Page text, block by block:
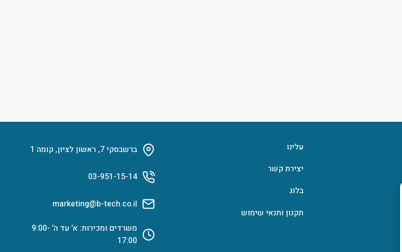
עלינו
יצירת קשר
בלוג
תקנון ותנאי שימוש
ברשבסקי 7, ראשון לציון, קומה 1
03-951-15-14
marketing@b-tech.co.il
משרדים ומכירות: א’ עד ה’ 9:00-
17:00